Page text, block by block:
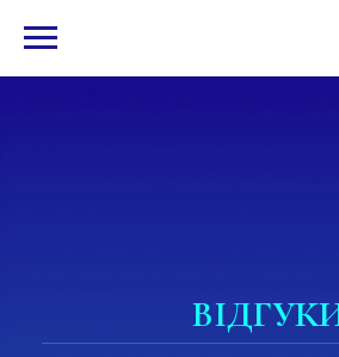
Кожен відгук — це не просто слова. Це живий